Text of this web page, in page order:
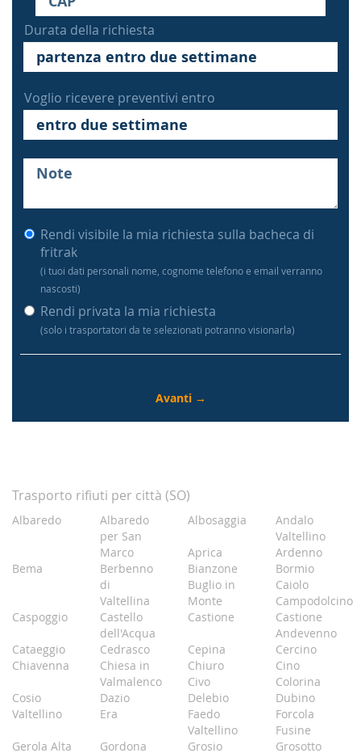
Durata della richiesta
Voglio ricevere preventivi entro
Rendi visibile la mia richiesta sulla bacheca di
fritrak
(i tuoi dati personali nome, cognome telefono e email verranno
nascosti)
Rendi privata la mia richiesta
(solo i trasportatori da te selezionati potranno visionarla)
Trasporto rifiuti per città (SO)
Albaredo
Albaredo
per San
Marco
Albosaggia
Andalo
Valtellino
Aprica
Ardenno
Bema
Berbenno
di
Valtellina
Bianzone
Bormio
Buglio in
Monte
Caiolo
Campodolcino
Caspoggio
Castello
dell'Acqua
Castione
Castione
Andevenno
Cataeggio
Cedrasco Cepina
Cercino
Chiavenna
Chiesa in
Valmalenco
Chiuro
Cino
Civo
Colorina
Cosio
Valtellino
Dazio Delebio
Dubino
Era
Faedo
Valtellino
Forcola
Fusine
Gerola Alta
Gordona Grosio Grosotto